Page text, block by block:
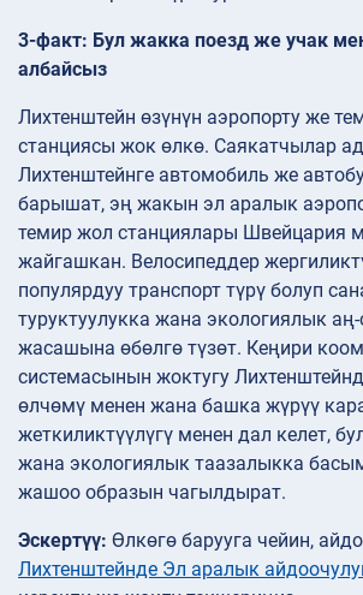
3-факт: Бул жакка поезд же учак
албайсыз
Лихтенштейн өзүнүн аэропорту же
станциясы жок өлкө. Саякатчылар
Лихтенштейнге автомобиль же
барышат, эң жакын эл аралык
темир жол станциялары Швейцария
жайгашкан. Велосипеддер
популярдуу транспорт түрү болуп
туруктуулукка жана экологиялык
жасашына өбөлгө түзөт. Кеңири
системасынын жоктугу
өлчөмү менен жана башка жүрүү
жеткиликтүүлүгү менен дал келет,
жана экологиялык таазалыкка
жашоо образын чагылдырат.
Эскертүү: Өлкөгө барууга чейин,
Лихтенштейнде Эл аралык